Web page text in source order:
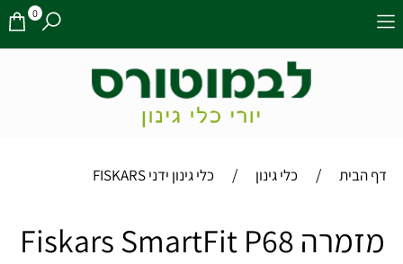
0
דף הבית / כלי גינון / כלי גינון ידני FISKARS
מזמרה Fiskars SmartFit P68